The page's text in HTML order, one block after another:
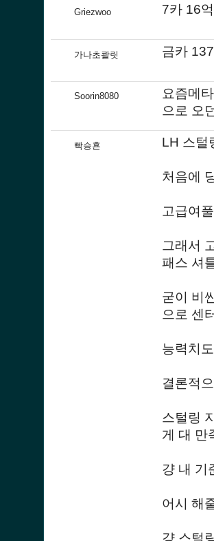
Griezwoo 7카 16
가나초콸릿 금카
Soorin8080
요즘메
으로 오
빡승횬 LH 스털
처음에
고급여
그래서
패스 셔
굳이 비
으로 센
능력치
결론적
스털링
게 대 만
걍 내 기
어시 해
걍 스털